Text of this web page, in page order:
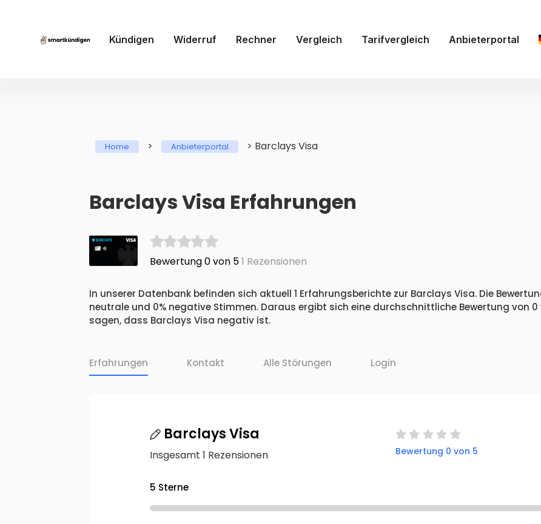
Kündigen Widerruf Rechner Vergleich Tarifvergleich Anbieterportal
Home > Anbieterportal > Barclays Visa
Barclays Visa Erfahrungen
Bewertung 0 von 51 Rezensionen
In unserer Datenbank befinden sich aktuell 1 Erfahrungsberichte zur Barclays Visa. Die
neutrale und 0% negative Stimmen. Daraus ergibt sich eine durchschnittliche Bewertung von
sagen, dass Barclays Visa negativ ist.
Erfahrungen Kontakt Alle Störungen Login
Barclays Visa
Insgesamt 1 Rezensionen Bewertung 0 von 5
5 Sterne